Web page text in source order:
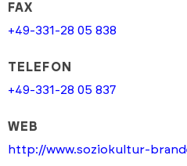
FAX
+49-331-28 05 838
TELEFON
+49-331-28 05 837
WEB
http://www.soziokultur-